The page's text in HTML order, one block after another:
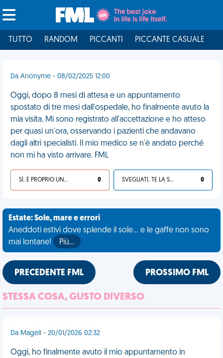
TUTTO RANDOM PICCANTI PICCANTE CASUALE
Da Anonyme - 08/02/2025 12:00
Oggi, dopo 8 mesi di attesa e un appuntamento
spostato di tre mesi dall'ospedale, ho finalmente avuto la
mia visita. Mi sono registrato all'accettazione e ho atteso
per quasi un'ora, osservando i pazienti che andavano
dagli altri specialisti. Il mio medico se n'è andato perché
non mi ha visto arrivare. FML
SÌ, È PROPRIO UNA VDM! 0 SVEGLIATI, TE LA SEI CERCATA! 0
Estate: Sole, mare e errori
Aneddoti estivi dove splende il sole... e le gaffe non sono
mai lontane!
Più…
PRECEDENTE FML PROSSIMO FML
STESSA COSA, GUSTO DIVERSO
Da Mageli - 20/01/2026 02:32
Oggi, ho finalmente avuto il mio appuntamento in